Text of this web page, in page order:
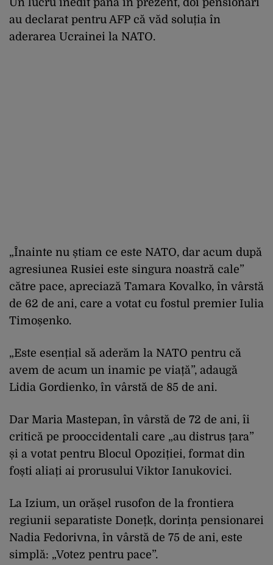
au declarat pentru AFP că văd soluția în
aderarea Ucrainei la NATO.
„Înainte nu știam ce este NATO, dar acum după
agresiunea Rusiei este singura noastră cale”
către pace, apreciază Tamara Kovalko, în vârstă
de 62 de ani, care a votat cu fostul premier Iulia
Timoșenko.
„Este esențial să aderăm la NATO pentru că
avem de acum un inamic pe viață”, adaugă
Lidia Gordienko, în vârstă de 85 de ani.
Dar Maria Mastepan, în vârstă de 72 de ani, îi
critică pe prooccidentali care „au distrus țara”
și a votat pentru Blocul Opoziției, format din
foști aliați ai prorusului Viktor Ianukovici.
La Izium, un orășel rusofon de la frontiera
regiunii separatiste Donețk, dorința pensionarei
Nadia Fedorivna, în vârstă de 75 de ani, este
simplă: „Votez pentru pace”.